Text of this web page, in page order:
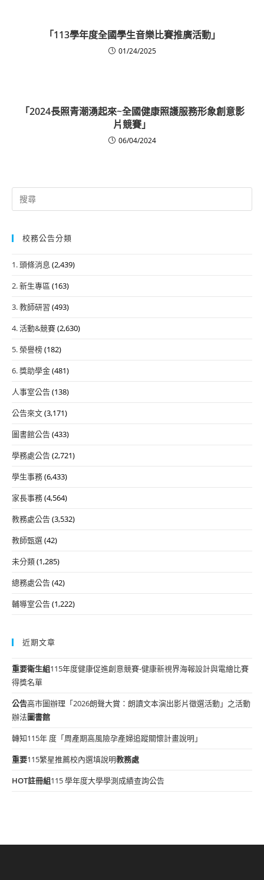
「113學年度全國學生音樂比賽推廣活動」
01/24/2025
「2024長照青潮湧起來~全國健康照護服務形象創意影
片競賽」
06/04/2024
Search
for:
校務公告分類
1. 頭條消息 (2,439)
2. 新生專區 (163)
3. 教師研習 (493)
4. 活動&競賽(2,630)
5. 榮譽榜(182)
6. 獎助學金(481)
人事室公告(138)
公告來文(3,171)
圖書館公告(433)
學務處公告(2,721)
學生事務(6,433)
家長事務(4,564)
教務處公告(3,532)
教師甄選(42)
未分類(1,285)
總務處公告(42)
輔導室公告(1,222)
近期文章
重要衛生組115年度健康促進創意競賽-健康新視界海報設計與電繪比賽
得獎名單
公告高市圖辦理「2026朗聲大賞：朗讀文本演出影片徵選活動」之活動
辦法圖書館
轉知115年 度「周產期高風險孕產婦追蹤關懷計畫說明」
重要115繁星推薦校內選填說明教務處
HOT註冊組115 學年度大學學測成績查詢公告